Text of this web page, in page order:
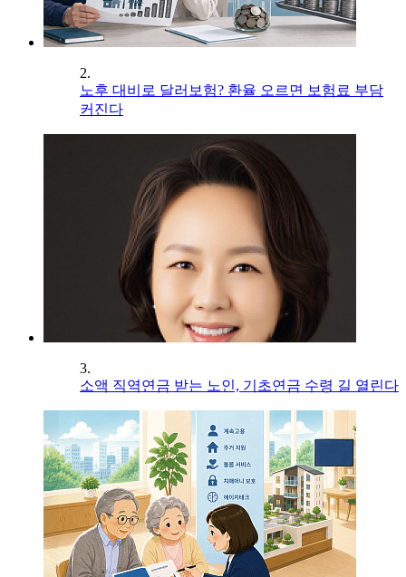
2.
노후 대비로 달러보험? 환율 오르면 보험료 부담
커진다
3.
소액 직역연금 받는 노인, 기초연금 수령 길 열린다